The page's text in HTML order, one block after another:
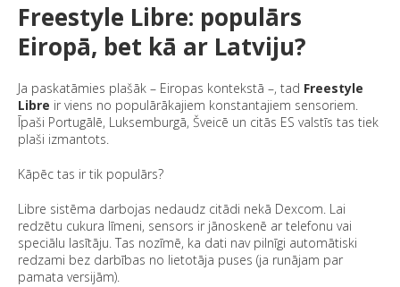
Freestyle Libre: populārs
Eiropā, bet kā ar Latviju?
Ja paskatāmies plašāk – Eiropas kontekstā –, tad Freestyle
Libre ir viens no populārākajiem konstantajiem sensoriem.
Īpaši Portugālē, Luksemburgā, Šveicē un citās ES valstīs tas tiek
plaši izmantots.
Kāpēc tas ir tik populārs?
Libre sistēma darbojas nedaudz citādi nekā Dexcom. Lai
redzētu cukura līmeni, sensors ir jānoskenē ar telefonu vai
speciālu lasītāju. Tas nozīmē, ka dati nav pilnīgi automātiski
redzami bez darbības no lietotāja puses (ja runājam par
pamata versijām).